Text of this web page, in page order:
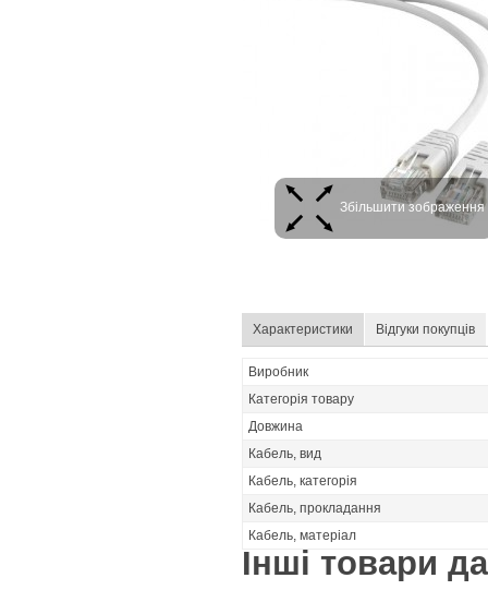
Збільшити зображення
Характеристики Відгуки покупців
Виробник
Категорія товару
Довжина
Кабель, вид
Кабель, категорія
Кабель, прокладання
Кабель, матеріал
Інші товари